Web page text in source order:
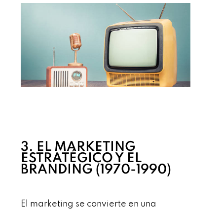
3. EL MARKETING
ESTRATÉGICO Y EL
BRANDING (1970-1990)
El marketing se convierte en una